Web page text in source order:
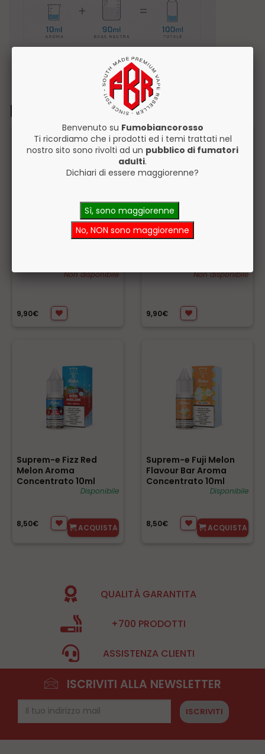
Prodotti Correlati
Dreamods Mojito
0mg/ml
Non disponibile
9,90€
Dreamods Strawberry
0mg/ml
Non disponibile
9,90€
Suprem-e Fizz Red
Melon Aroma
Concentrato 10ml
Disponibile
8,50€ ACQUISTA
Suprem-e Fuji Melon
Flavour Bar Aroma
Concentrato 10ml
Disponibile
8,50€ ACQUISTA
QUALITÀ GARANTITA
+700 PRODOTTI
ASSISTENZA CLIENTI
ISCRIVITI ALLA NEWSLETTER
ISCRIVITI
Benvenuto su Fumobiancorosso
Ti ricordiamo che i prodotti ed i temi trattati nel
nostro sito sono rivolti ad un pubblico di fumatori
adulti.
Dichiari di essere maggiorenne?
Sì, sono maggiorenne
No, NON sono maggiorenne